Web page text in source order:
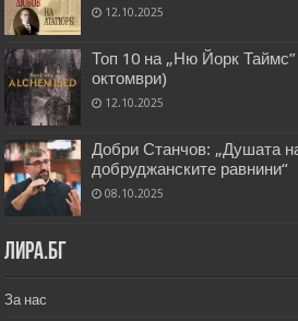
12.10.2025
Топ 10 на „Ню Йорк
октомври)
12.10.2025
Добри Станчов: „Душата
добруджанските равнини“
08.10.2025
Лира.бг
За нас